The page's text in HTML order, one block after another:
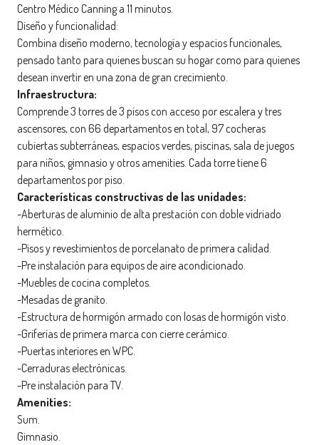
Centro Médico Canning a 11 minutos.
Diseño y funcionalidad:
Combina diseño moderno, tecnología y espacios funcionales,
pensado tanto para quienes buscan su hogar como para quienes
desean invertir en una zona de gran crecimiento.
Infraestructura:
Comprende 3 torres de 3 pisos con acceso por escalera y tres
ascensores, con 66 departamentos en total, 97 cocheras
cubiertas subterráneas, espacios verdes, piscinas, sala de juegos
para niños, gimnasio y otros amenities. Cada torre tiene 6
departamentos por piso.
Características constructivas de las unidades:
-Aberturas de aluminio de alta prestación con doble vidriado
hermético.
-Pisos y revestimientos de porcelanato de primera calidad.
-Pre instalación para equipos de aire acondicionado.
-Muebles de cocina completos.
-Mesadas de granito.
-Estructura de hormigón armado con losas de hormigón visto.
-Griferías de primera marca con cierre cerámico.
-Puertas interiores en WPC.
-Cerraduras electrónicas.
-Pre instalación para TV.
Amenities:
Sum.
Gimnasio.